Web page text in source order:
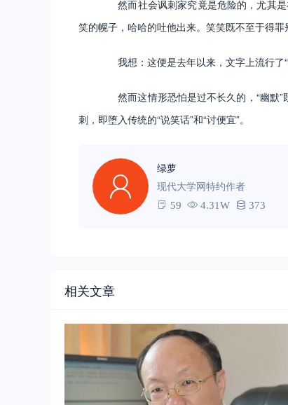
然而社会讽刺家究竟是危险的，尤其是
笑的幌子，哈哈的吐他出来。笑笑既不至于得罪
我想：这便是去年以来，文字上流行了“
然而这情形恐怕是过不长久的，“幽默”
刺，即堕入传统的“说笑话”和“讨便宜”。
绿萝
现代大学网特约作者
59 4.31W 373
相关文章